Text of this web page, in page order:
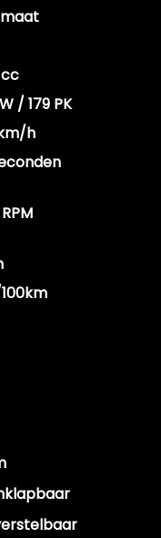
cc
/ 179 PK
h